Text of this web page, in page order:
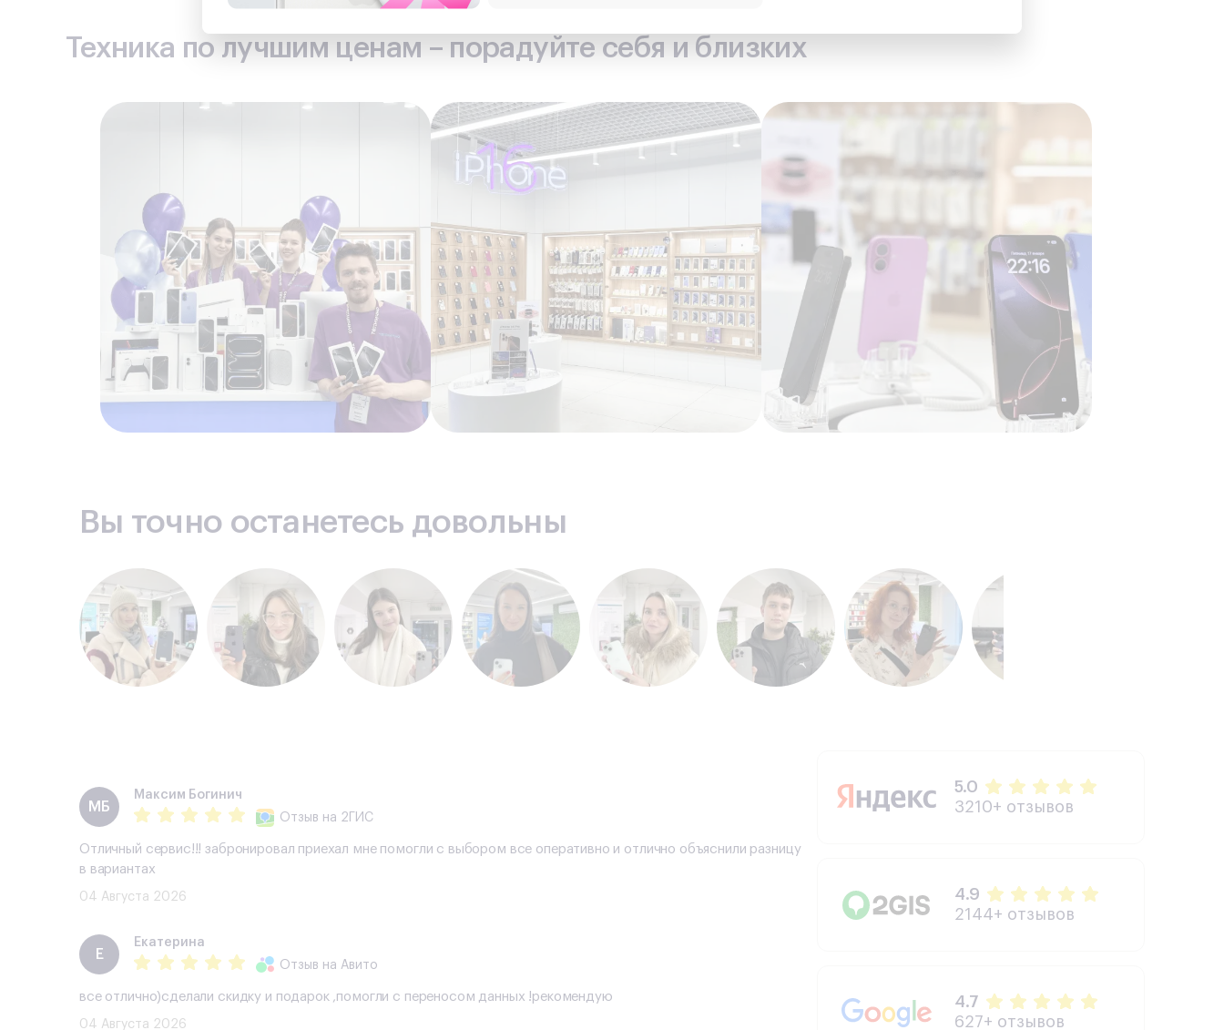
Техника по лучшим ценам – порадуйте себя и близких
Вы точно останетесь довольны
5.0
3210+ отзывов
4.9
2144+ отзывов
4.7
627+ отзывов
МБ
Максим Богинич
Отзыв на 2ГИС
Отличный сервис!!! забронировал приехал мне помогли с выбором все оперативно и отлично объяснили разницу
в вариантах
04 Августа 2026
Е
Екатерина
Отзыв на Авито
все отлично)сделали скидку и подарок ,помогли с переносом данных !рекомендую
04 Августа 2026